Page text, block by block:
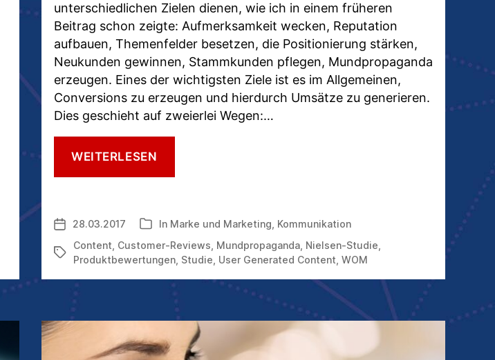
unterschiedlichen Zielen dienen, wie ich in einem früheren
Beitrag schon zeigte: Aufmerksamkeit wecken, Reputation
aufbauen, Themenfelder besetzen, die Positionierung stärken,
Neukunden gewinnen, Stammkunden pflegen, Mundpropaganda
erzeugen. Eines der wichtigsten Ziele ist es im Allgemeinen,
Conversions zu erzeugen und hierdurch Umsätze zu generieren.
Dies geschieht auf zweierlei Wegen:…
WEITERLESEN
ZUNEHMEND
WERTVOLL
SIND
Veröffentlichungsdatum
28.03.2017 Kategorien
In Marke und Marketing Kommunikation
Schlagwörter
Content Customer-Reviews Mundpropaganda Nielsen-Studie
Produktbewertungen Studie User Generated Content WOM